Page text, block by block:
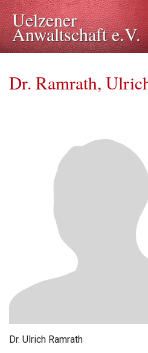
Uelzener
Anwaltschaft e.V.
Dr. Ramrath,
Dr. Ulrich Ramrath